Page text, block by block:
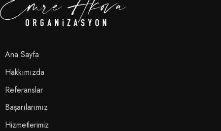
Ana Sayfa
Hakkımızda
Referanslar
Başarılarımız
Hizmetlerimiz